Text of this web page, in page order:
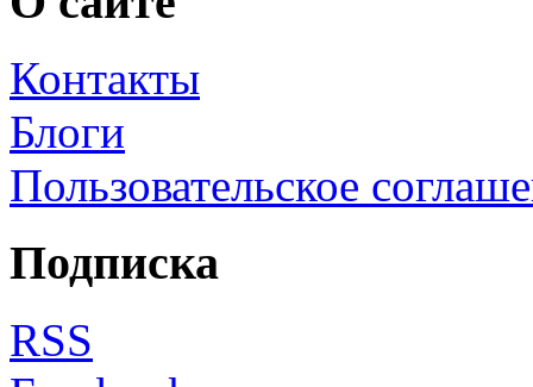
Контакты
Блоги
Пользовательское
Подписка
RSS